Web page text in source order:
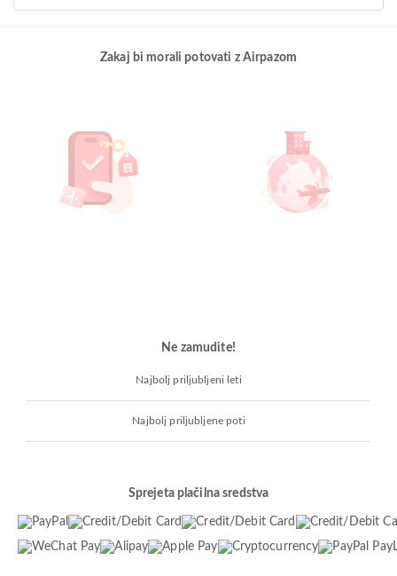
Zakaj bi morali potovati z Airpazom
Ne zamudite!
Najbolj priljubljeni leti
Najbolj priljubljene poti
Sprejeta plačilna sredstva